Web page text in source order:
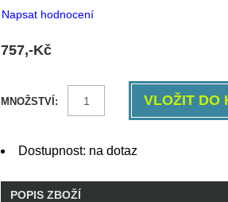
Napsat hodnocení
757,-Kč
MNOŽSTVÍ:
Dostupnost: na dotaz
POPIS ZBOŽÍ